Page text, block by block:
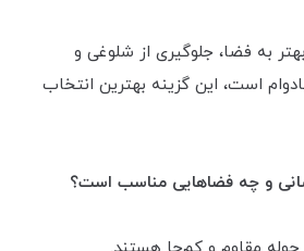
به فضا، جلوگیری از شلوغی و
است، این گزینه بهترین انتخاب
و چه فضاهایی مناسب است؟